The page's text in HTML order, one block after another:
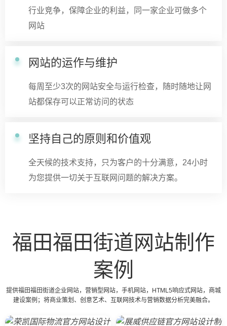
行业竞争，保障企业的利益，同一家企业可做多个
网站
网站的运作与维护
每周至少3次的网站安全与运行检查，随时随地让网
站都保存可以正常访问的状态
坚持自己的原则和价值观
全天候的技术支持，只为客户的十分满意，24小时
为您提供一切关于互联网问题的解决方案。
福田福田街道网站制作
案例
提供福田福田街道企业网站，营销型网站，手机网站，HTML5响应式网站，商城
建设案例；将商业策划、创意艺术、互联网技术与营销数据分析完美融合。